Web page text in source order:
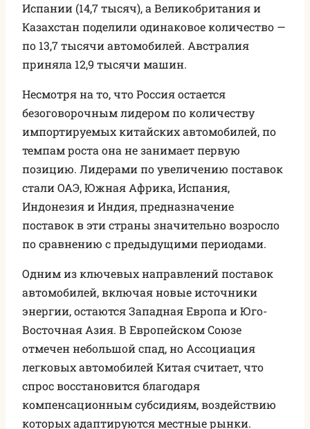
Испании (14,7 тысяч), а Великобритания и
Казахстан поделили одинаковое количество —
по 13,7 тысячи автомобилей. Австралия
приняла 12,9 тысячи машин.
Несмотря на то, что Россия остается
безоговорочным лидером по количеству
импортируемых китайских автомобилей, по
темпам роста она не занимает первую
позицию. Лидерами по увеличению поставок
стали ОАЭ, Южная Африка, Испания,
Индонезия и Индия, предназначение
поставок в эти страны значительно возросло
по сравнению с предыдущими периодами.
Одним из ключевых направлений поставок
автомобилей, включая новые источники
энергии, остаются Западная Европа и Юго-
Восточная Азия. В Европейском Союзе
отмечен небольшой спад, но Ассоциация
легковых автомобилей Китая считает, что
спрос восстановится благодаря
компенсационным субсидиям, воздействию
которых адаптируются местные рынки.